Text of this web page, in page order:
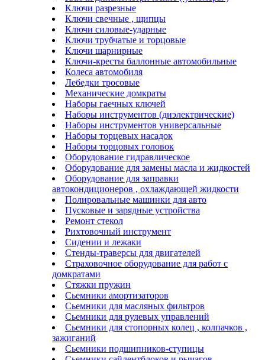
Ключи разрезные
Ключи свечные , щипцы
Ключи силовые-ударные
Ключи трубчатые и торцовые
Ключи шарнирные
Ключи-кресты баллонные автомобильные
Колеса автомобиля
Лебедки тросовые
Механические домкраты
Наборы гаечных ключей
Наборы инструментов (диэлектрические)
Наборы инструментов универсальные
Наборы торцевых насадок
Наборы торцовых головок
Оборудование гидравлическое
Оборудование для замены масла и жидкостей
Оборудование для заправки
автокондиционеров , охлаждающей жидкости
Полировальные машинки для авто
Пусковые и зарядные устройства
Ремонт стекол
Рихтовочный инструмент
Сидении и лежаки
Стенды-траверсы для двигателей
Страховочное оборудование для работ с
домкратами
Стяжки пружин
Сьемники амортизаторов
Сьемники для масляных фильтров
Сьемники для рулевых управлений
Сьемники для стопорных колец , колпачков ,
зажиганий
Сьемники подшипников-ступицы